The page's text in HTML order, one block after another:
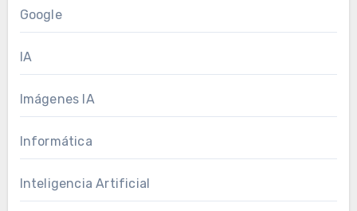
Google
IA
Imágenes IA
Informática
Inteligencia Artificial